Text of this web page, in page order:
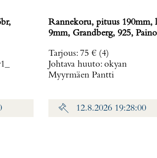
Rannekoru, pituus 190mm,
9mm, Grandberg, 925,
Tarjous: 75 € (4)
Johtava huuto: okyan
Myyrmäen Pantti
12.8.2026 19:28:00